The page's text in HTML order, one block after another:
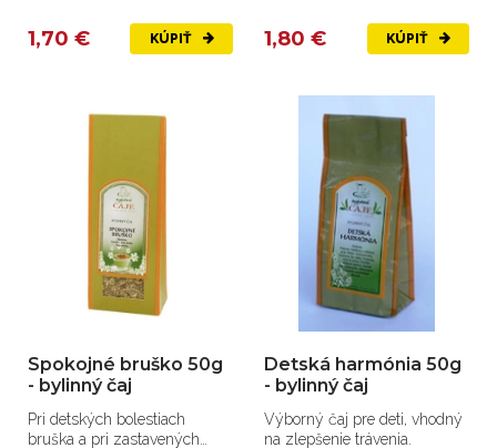
1,70 € KÚPIŤ 1,80 € KÚPIŤ
Spokojné bruško 50g
- bylinný čaj
Pri detských bolestiach
bruška a pri zastavených
Detská harmónia 50g
- bylinný čaj
Výborný čaj pre deti, vhodný
na zlepšenie trávenia.